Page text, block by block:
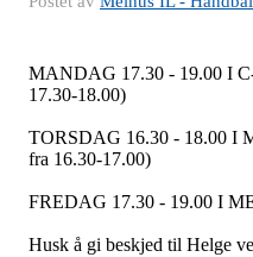
MANDAG 17.30 - 19.00 I
17.30-18.00)
TORSDAG 16.30 - 18.00 I
fra 16.30-17.00)
FREDAG 17.30 - 19.00 I
Husk å gi beskjed til Helge